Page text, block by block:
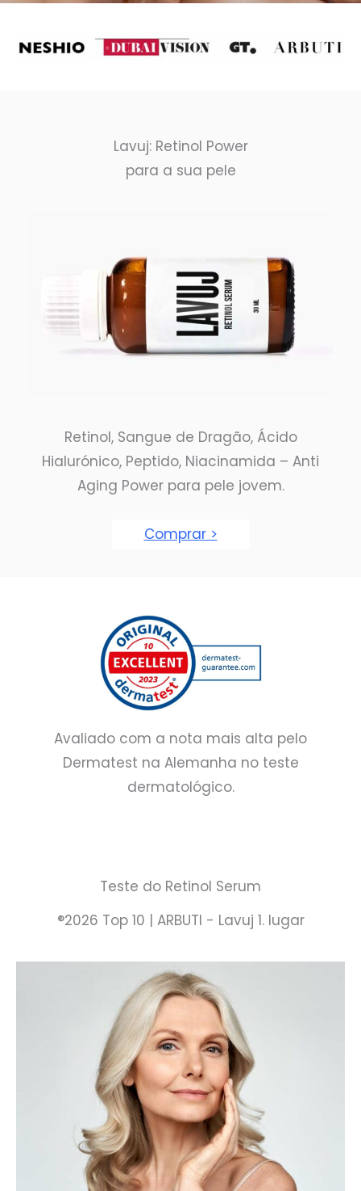
Lavuj: Retinol Power
para a sua pele
Retinol, Sangue de Dragão, Ácido
Hialurónico, Peptido, Niacinamida – Anti
Aging Power para pele jovem.
Comprar >
Avaliado com a nota mais alta pelo
Dermatest na Alemanha no teste
dermatológico.
Teste do Retinol Serum
®2026 Top 10 | ARBUTI - Lavuj 1. lugar